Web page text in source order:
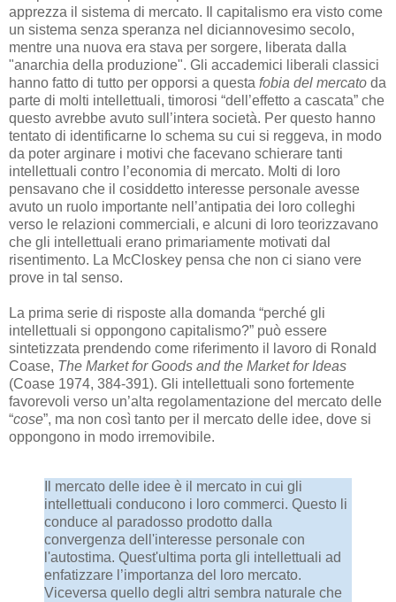
apprezza il sistema di mercato. Il capitalismo era visto come
un sistema senza speranza nel diciannovesimo secolo,
mentre una nuova era stava per sorgere, liberata dalla
"anarchia della produzione". Gli accademici liberali classici
hanno fatto di tutto per opporsi a questa fobia del mercato da
parte di molti intellettuali, timorosi “dell’effetto a cascata” che
questo avrebbe avuto sull’intera società. Per questo hanno
tentato di identificarne lo schema su cui si reggeva, in modo
da poter arginare i motivi che facevano schierare tanti
intellettuali contro l’economia di mercato. Molti di loro
pensavano che il cosiddetto interesse personale avesse
avuto un ruolo importante nell’antipatia dei loro colleghi
verso le relazioni commerciali, e alcuni di loro teorizzavano
che gli intellettuali erano primariamente motivati dal
risentimento. La McCloskey pensa che non ci siano vere
prove in tal senso.
La prima serie di risposte alla domanda “perché gli
intellettuali si oppongono capitalismo?” può essere
sintetizzata prendendo come riferimento il lavoro di Ronald
Coase, The Market for Goods and the Market for Ideas
(Coase 1974, 384-391). Gli intellettuali sono fortemente
favorevoli verso un’alta regolamentazione del mercato delle
“cose”, ma non così tanto per il mercato delle idee, dove si
oppongono in modo irremovibile.
Il mercato delle idee è il mercato in cui gli
intellettuali conducono i loro commerci. Questo li
conduce al paradosso prodotto dalla
convergenza dell'interesse personale con
l'autostima. Quest'ultima porta gli intellettuali ad
enfatizzare l’importanza del loro mercato.
Viceversa quello degli altri sembra naturale che